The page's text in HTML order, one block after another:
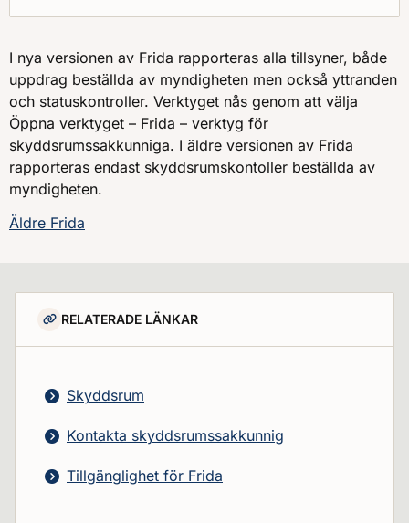
I nya versionen av Frida rapporteras alla tillsyner, både
uppdrag beställda av myndigheten men också yttranden
och statuskontroller. Verktyget nås genom att välja
Öppna verktyget – Frida – verktyg för
skyddsrumssakkunniga. I äldre versionen av Frida
rapporteras endast skyddsrumskontoller beställda av
myndigheten.
Äldre Frida
RELATERADE LÄNKAR
Skyddsrum
Kontakta skyddsrumssakkunnig
Tillgänglighet för Frida